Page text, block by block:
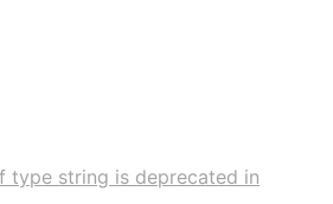
type string is deprecated in